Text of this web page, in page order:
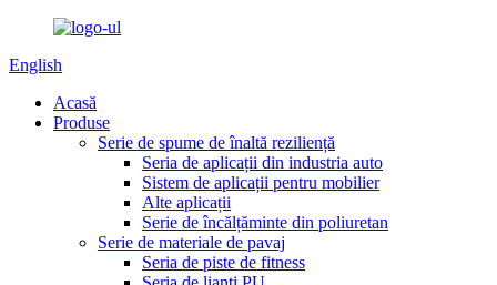
English
Acasă
Produse
Serie de spume de înaltă reziliență
Seria de aplicații din industria auto
Sistem de aplicații pentru mobilier
Alte aplicații
Serie de încălțăminte din poliuretan
Serie de materiale de pavaj
Seria de piste de fitness